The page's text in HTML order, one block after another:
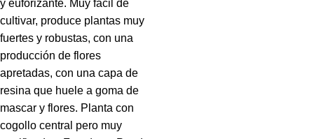
y euforizante. Muy fácil de
cultivar, produce plantas muy
fuertes y robustas, con una
producción de flores
apretadas, con una capa de
resina que huele a goma de
mascar y flores. Planta con
cogollo central pero muy